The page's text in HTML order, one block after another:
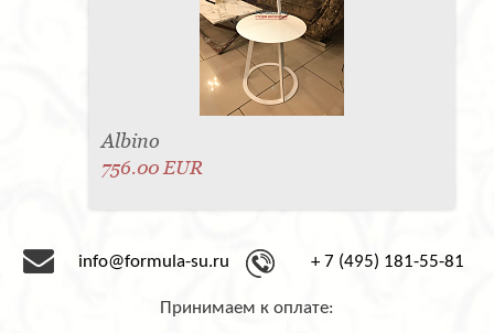
Albino
756.00 EUR
info@formula-su.ru + 7 (495) 181-55-81
Принимаем к оплате: